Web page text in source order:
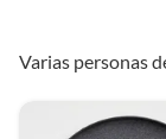
Nombre del
importador
en todo momento.
De conformidad con
Varias personas